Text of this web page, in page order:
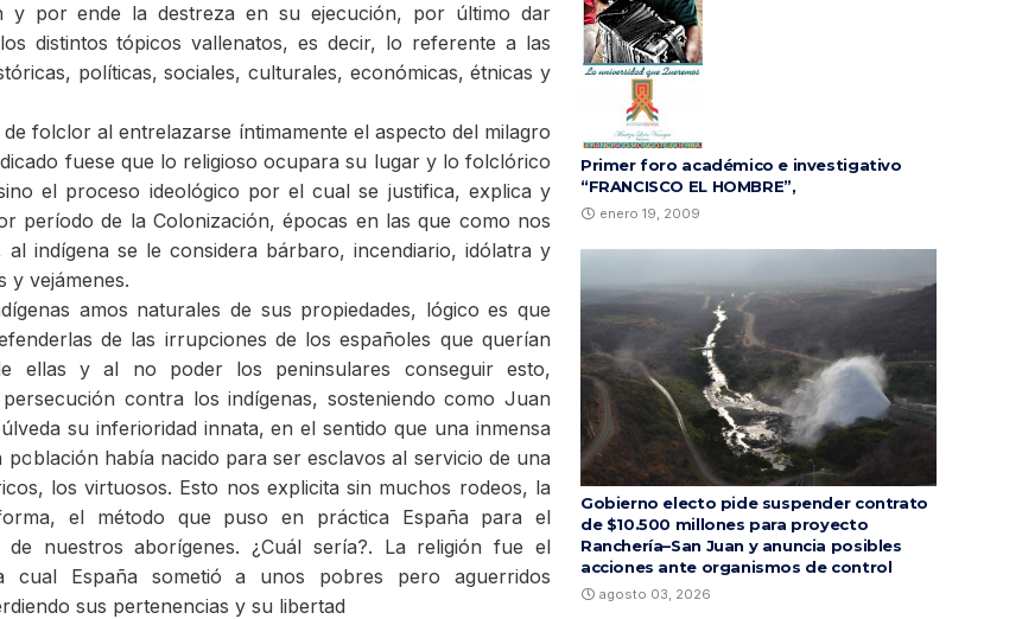
y por ende la destreza en su ejecución, por último dar
distintos tópicos vallenatos, es decir, lo referente a las
políticas, sociales, culturales, económicas, étnicas y
folclor al entrelazarse íntimamente el aspecto del milagro
fuese que lo religioso ocupara su lugar y lo folclórico
el proceso ideológico por el cual se justifica, explica y
período de la Colonización, épocas en las que como nos
indígena se le considera bárbaro, incendiario, idólatra y
y vejámenes.
amos naturales de sus propiedades, lógico es que
de las irrupciones de los españoles que querían
ellas y al no poder los peninsulares conseguir esto,
contra los indígenas, sosteniendo como Juan
su inferioridad innata, en el sentido que una inmensa
población había nacido para ser esclavos al servicio de una
los virtuosos. Esto nos explicita sin muchos rodeos, la
el método que puso en práctica España para el
de nuestros aborígenes. ¿Cuál sería?. La religión fue el
cual España sometió a unos pobres pero aguerridos
sus pertenencias y su libertad
Primer foro académico e investigativo
“FRANCISCO EL HOMBRE”,
enero 19, 2009
Gobierno electo pide suspender contrato
de $10.500 millones para proyecto
Ranchería–San Juan y anuncia posibles
acciones ante organismos de control
agosto 03, 2026